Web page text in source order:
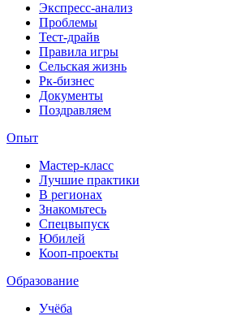
Экспресс-анализ
Проблемы
Тест-драйв
Правила игры
Сельская жизнь
Рк-бизнес
Документы
Поздравляем
Опыт
Мастер-класс
Лучшие практики
В регионах
Знакомьтесь
Спецвыпуск
Юбилей
Кооп-проекты
Образование
Учёба